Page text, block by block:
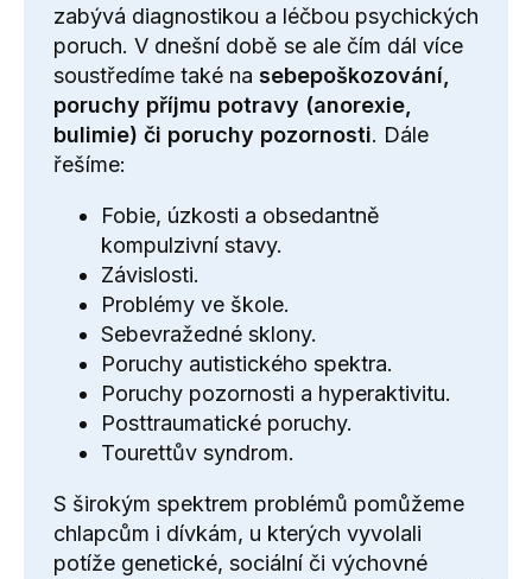
zabývá diagnostikou a léčbou psychických
poruch. V dnešní době se ale čím dál více
soustředíme také na sebepoškozování,
poruchy příjmu potravy (anorexie,
bulimie) či poruchy pozornosti. Dále
řešíme:
Fobie, úzkosti a obsedantně
kompulzivní stavy.
Závislosti.
Problémy ve škole.
Sebevražedné sklony.
Poruchy autistického spektra.
Poruchy pozornosti a hyperaktivitu.
Posttraumatické poruchy.
Tourettův syndrom.
S širokým spektrem problémů pomůžeme
chlapcům i dívkám, u kterých vyvolali
potíže genetické, sociální či výchovné